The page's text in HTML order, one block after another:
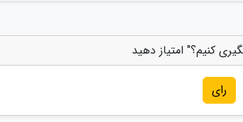
کنیم؟" امتیاز دهید
رای